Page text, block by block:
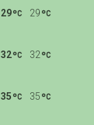
29
29
32
32
35
35